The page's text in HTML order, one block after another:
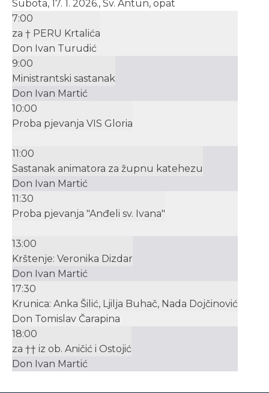
Subota, 17. 1. 2026., Sv. Antun, opat
7:00
za † PERU Krtalića
Don Ivan Turudić
9:00
Ministrantski sastanak
Don Ivan Martić
10:00
Proba pjevanja VIS Gloria
11:00
Sastanak animatora za župnu katehezu
Don Ivan Martić
11:30
Proba pjevanja "Anđeli sv. Ivana"
13:00
Krštenje: Veronika Dizdar
Don Ivan Martić
17:30
Krunica: Anka Šilić, Ljilja Buhač, Nada Dojčinović
Don Tomislav Čarapina
18:00
za †† iz ob. Aničić i Ostojić
Don Ivan Martić